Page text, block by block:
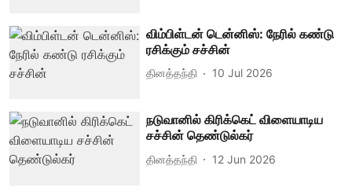
விம்பிள்டன் டென்னிஸ்: நேரில் கண்டு
ரசிக்கும் சச்சின்
தினத்தந்தி 10 Jul 2026
நடுவானில் கிரிக்கெட் விளையாடிய
சச்சின் தெண்டுல்கர்
தினத்தந்தி 12 Jun 2026